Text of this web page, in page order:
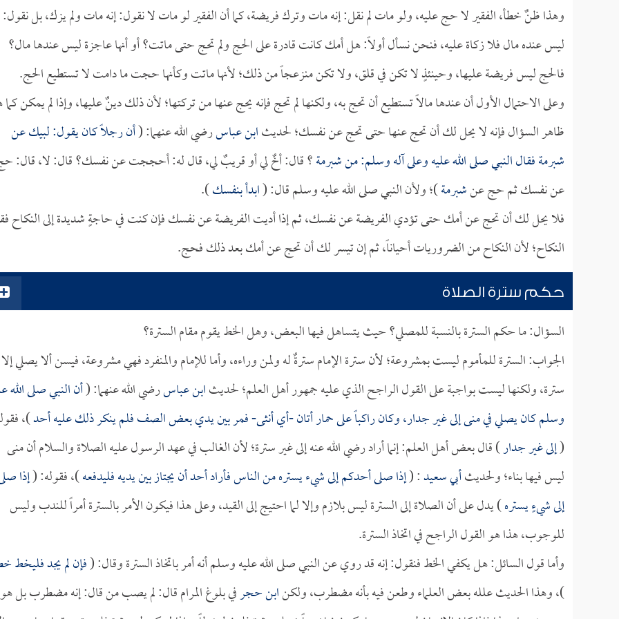
وهذا ظنٌ خطأ، الفقير لا حج عليه، ولو مات لم نقل: إنه مات وترك فريضة، كما أن الفقير لو مات لا نقول: إنه مات ولم يزك، بل
ليس عنده مال فلا زكاة عليه، فنحن نسأل أولاً: هل أمك كانت قادرة على الحج ولم تحج حتى ماتت؟ أو أنها عاجزة ليس عندها مال؟
فالحج ليس فريضة عليها، وحينئذٍ لا تكن في قلق، ولا تكن منزعجاً من ذلك؛ لأنها ماتت وكأنها حجت ما دامت لا تستطيع الحج.
وعلى الاحتمال الأول أن عندها مالاً تستطيع أن تحج به، ولكنها لم تحج فإنه يحج عنها من تركتها؛ لأن ذلك دينٌ عليها، وإذا لم يمكن
ظاهر السؤال فإنه لا يحل لك أن تحج عنها حتى تحج عن نفسك؛ لحديثابن عباسرضي الله عنهما: (أن رجلاً كان يقول: لبيك عن
شبرمةفقال النبي صلى الله عليه وعلى آله وسلم: منشبرمة؟ قال: أخٌ لي أو قريبٌ لي، قال له: أحججت عن نفسك؟ قال: لا، قال:
عن نفسك ثم حج عنشبرمة)؛ ولأن النبي صلى الله عليه وسلم قال: (ابدأ بنفسك).
فلا يحل لك أن تحج عن أمك حتى تؤدي الفريضة عن نفسك، ثم إذا أديت الفريضة عن نفسك فإن كنت في حاجةٍ شديدة إلى النكاح
النكاح؛ لأن النكاح من الضروريات أحياناً، ثم إن تيسر لك أن تحج عن أمك بعد ذلك فحج.
حكم سترة الصلاة
السؤال: ما حكم السترة بالنسبة للمصلي؟ حيث يتساهل فيها البعض، وهل الخط يقوم مقام السترة؟
الجواب: السترة للمأموم ليست بمشروعة؛ لأن سترة الإمام سترةٌ له ولمن وراءه، وأما للإمام والمنفرد فهي مشروعة، فيسن ألا يصلي إلا
سترة، ولكنها ليست بواجبة على القول الراجح الذي عليه جمهور أهل العلم؛ لحديثابن عباسرضي الله عنهما: (أن النبي صلى الله
وسلم كان يصلي في منى إلى غير جدار، وكان راكباً على حمار أتان -أي أنثى- فمر بين يدي بعض الصف فلم ينكر ذلك عليه أحد)،
(إلى غير جدار) قال بعض أهل العلم: إنما أراد رضي الله عنه إلى غير سترة؛ لأن الغالب في عهد الرسول عليه الصلاة والسلام أن منى
ليس فيها بناء؛ ولحديثأبي سعيد: (إذا صلى أحدكم إلى شيء يستره من الناس فأراد أحد أن يجتاز بين يديه فليدفعه)، فقوله: (إذا
إلى شيءٍ يستره) يدل على أن الصلاة إلى السترة ليس بلازم وإلا لما احتيج إلى القيد، وعلى هذا فيكون الأمر بالسترة أمراً للندب وليس
للوجوب، هذا هو القول الراجح في اتخاذ السترة.
وأما قول السائل: هل يكفي الخط فنقول: إنه قد روي عن النبي صلى الله عليه وسلم أنه أمر باتخاذ السترة وقال: (فإن لم يجد فليخط
)، وهذا الحديث علله بعض العلماء وطعن فيه بأنه مضطرب، ولكنابن حجرفي بلوغ المرام قال: لم يصب من قال: إنه مضطرب بل هو